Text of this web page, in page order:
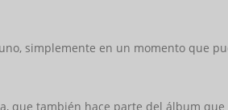
simplemente en un momento que
que también hace parte del álbum